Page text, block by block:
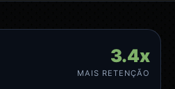
3.4x
MAIS RETENÇÃO